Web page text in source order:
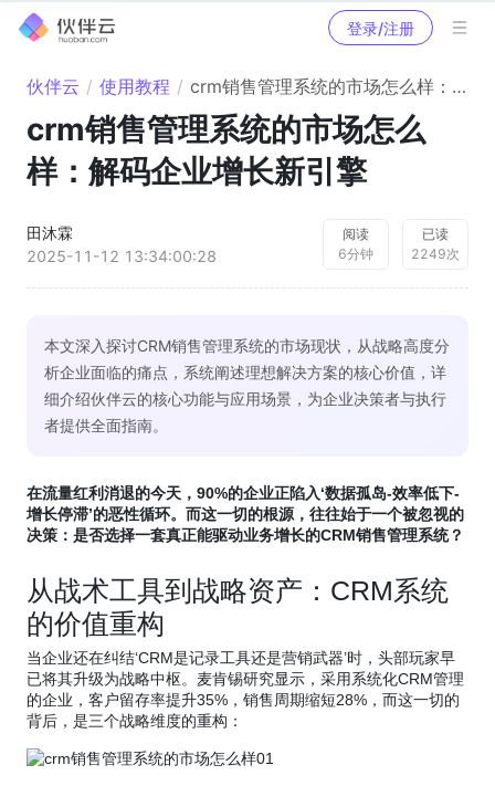
登录/注册
伙伴云 / 使用教程 / crm销售管理系统的市场怎么样：解码企业增长新引擎
crm销售管理系统的市场怎么
样：解码企业增长新引擎
田沐霖
2025-11-12 13:34:00:28
阅读
6分钟
已读
2249次
本文深入探讨CRM销售管理系统的市场现状，从战略高度分
析企业面临的痛点，系统阐述理想解决方案的核心价值，详
细介绍伙伴云的核心功能与应用场景，为企业决策者与执行
者提供全面指南。
在流量红利消退的今天，90%的企业正陷入‘数据孤岛-效率低下-
增长停滞’的恶性循环。而这一切的根源，往往始于一个被忽视的
决策：是否选择一套真正能驱动业务增长的CRM销售管理系统？
从战术工具到战略资产：CRM系统
的价值重构
当企业还在纠结‘CRM是记录工具还是营销武器’时，头部玩家早
已将其升级为战略中枢。麦肯锡研究显示，采用系统化CRM管理
的企业，客户留存率提升35%，销售周期缩短28%，而这一切的
背后，是三个战略维度的重构：